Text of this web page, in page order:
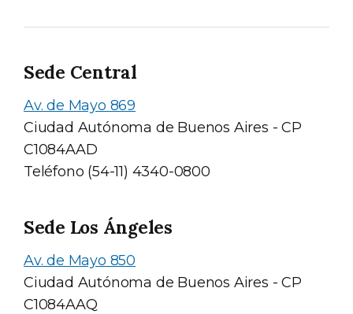
Sede Central
Av. de Mayo 869
Ciudad Autónoma de Buenos Aires - CP
C1084AAD
Teléfono (54-11) 4340-0800
Sede Los Ángeles
Av. de Mayo 850
Ciudad Autónoma de Buenos Aires - CP
C1084AAQ